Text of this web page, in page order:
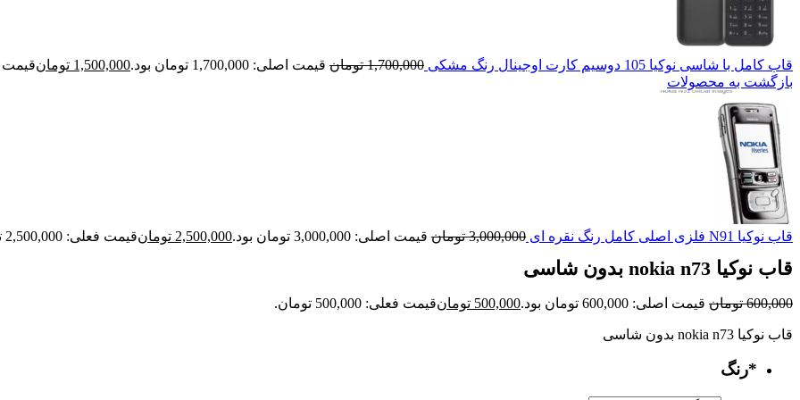
قاب کامل با شاسی نوکیا 105 دوسیم کارت اوجینال رنگ مشکی 1,700,000 تومان قیمت اصلی: 1,700,000 تومان بود. 1,500,000 تومانقیمت فعلی:
بازگشت به محصولات
قاب نوکیا N91 فلزی اصلی کامل رنگ نقره ای 3,000,000 تومان قیمت اصلی: 3,000,000 تومان بود. 2,500,000 تومانقیمت فعلی: 2,500,000 تومان.
قاب نوکیا nokia n73 بدون شاسی
600,000 تومان قیمت اصلی: 600,000 تومان بود. 500,000 تومانقیمت فعلی: 500,000 تومان.
قاب نوکیا nokia n73 بدون شاسی
*رنگ